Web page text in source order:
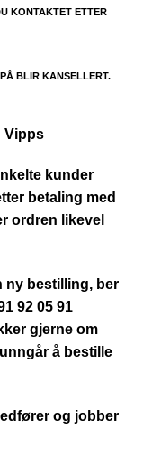
KONTAKTET ETTER
BLIR KANSELLERT.
Vipps
kunder
betaling med
ordren likevel
ny bestilling, ber
92 05 91
gjerne om
å bestille
og jobber